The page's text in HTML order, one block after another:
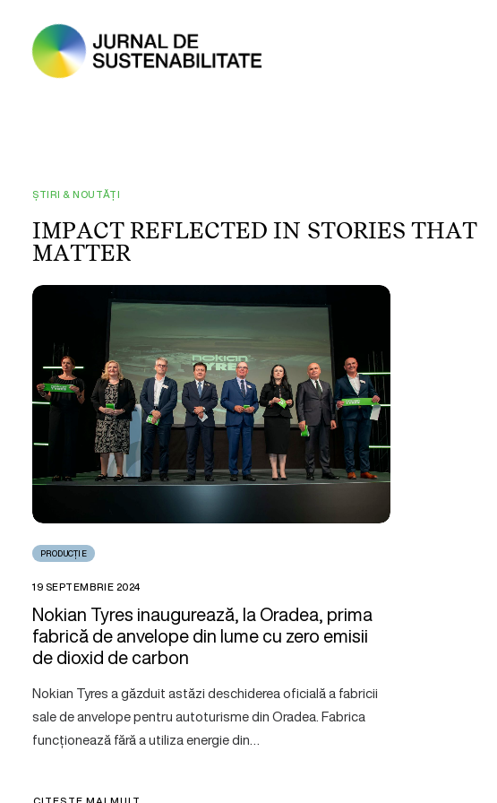
ȘTIRI & NOUTĂȚI
IMPACT REFLECTED IN STORIES THAT
MATTER
PRODUCȚIE
19 SEPTEMBRIE 2024
Nokian Tyres inaugurează, la Oradea, prima
fabrică de anvelope din lume cu zero emisii
de dioxid de carbon
Nokian Tyres a găzduit astăzi deschiderea oficială a fabricii
sale de anvelope pentru autoturisme din Oradea. Fabrica
funcționează fără a utiliza energie din…